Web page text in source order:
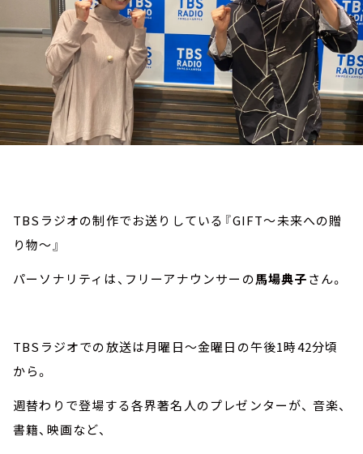
TBSラジオの制作でお送りしている『GIFT～未来への贈
り物～』
パーソナリティは、フリーアナウンサーの馬場典子さん。
TBSラジオでの放送は月曜日～金曜日の午後1時42分頃
から。
週替わりで登場する各界著名人のプレゼンターが、 音楽、
書籍、映画など、